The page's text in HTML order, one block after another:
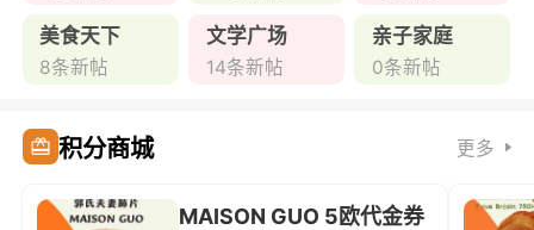
美食天下
8条新帖
文学广场
14条新帖
亲子家庭
0条新帖
积分商城 更多
MAISON GUO 5欧代金券